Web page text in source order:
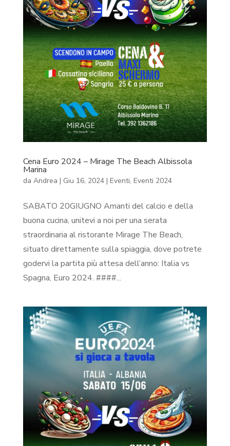
Cena Euro 2024 – Mirage The Beach Albissola
Marina
da Andrea | Giu 16, 2024| Eventi, Eventi 2024
SABATO 20GIUGNO Amanti del calcio e della
buona cucina, unitevi a noi per una serata
straordinaria al ristorante Mirage The Beach,
situato direttamente sulla spiaggia, dove potrete
godervi la partita più attesa dell’anno: Italia vs
Spagna, Euro 2024. ####...